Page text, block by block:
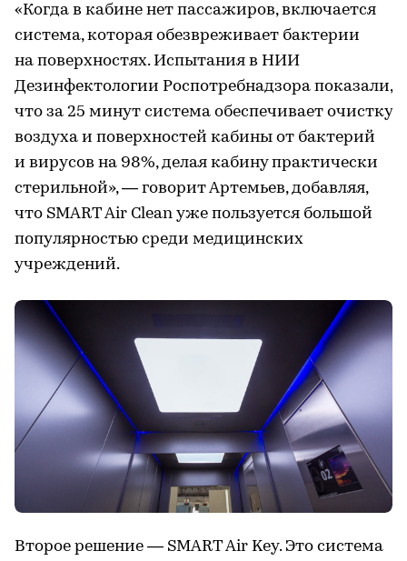
«Когда в кабине нет пассажиров, включается
система, которая обезвреживает бактерии
на поверхностях. Испытания в НИИ
Дезинфектологии Роспотребнадзора показали,
что за 25 минут система обеспечивает очистку
воздуха и поверхностей кабины от бактерий
и вирусов на 98%, делая кабину практически
стерильной», — говорит Артемьев, добавляя,
что SMART Air Clean уже пользуется большой
популярностью среди медицинских
учреждений.
Второе решение — SMART Air Key. Это система